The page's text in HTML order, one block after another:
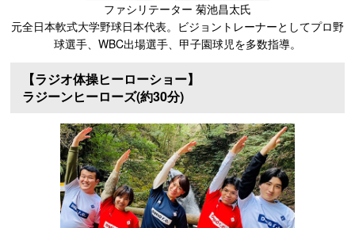
ファシリテーター 菊池昌太氏
元全日本軟式大学野球日本代表。ビジョントレーナーとしてプロ野
球選手、WBC出場選手、甲子園球児を多数指導。
【ラジオ体操ヒーローショー】
ラジーンヒーローズ(約30分)